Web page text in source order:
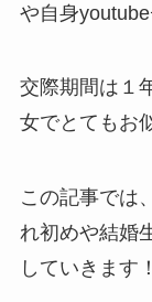
や自身
交際期間は１
女でとてもお
この記事では
れ初めや結婚
していきます！